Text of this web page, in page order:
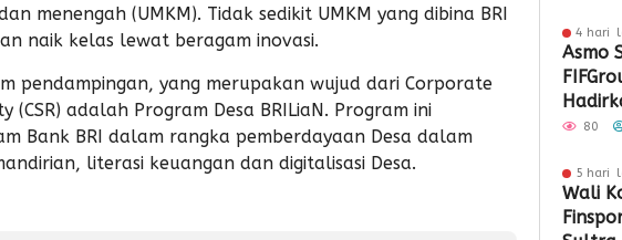
menengah (UMKM). Tidak sedikit UMKM yang dibina BRI
naik kelas lewat beragam inovasi.
pendampingan, yang merupakan wujud dari Corporate
(CSR) adalah Program Desa BRILiaN. Program ini
Bank BRI dalam rangka pemberdayaan Desa dalam
literasi keuangan dan digitalisasi Desa.
4 hari
Asmo
80
5 hari
Wali